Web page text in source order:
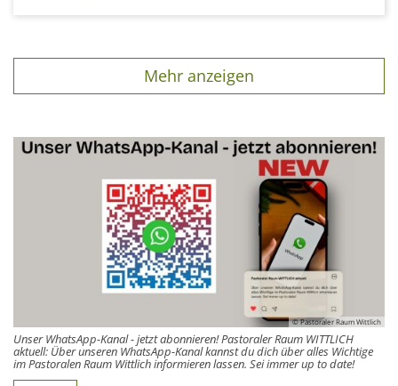
Mehr anzeigen
© Pastoraler Raum Wittlich
Unser WhatsApp-Kanal - jetzt abonnieren! Pastoraler Raum WITTLICH
aktuell: Über unseren WhatsApp-Kanal kannst du dich über alles Wichtige
im Pastoralen Raum Wittlich informieren lassen. Sei immer up to date!